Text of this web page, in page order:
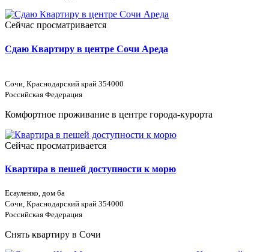
Сейчас просматривается
Сдаю Квартиру в центре Сочи Ареда
Сочи, Краснодарский край 354000
Российская Федерация
Комфортное проживание в центре города-курорта
Сейчас просматривается
Квартира в пешей доступности к морю
Есауленко, дом 6а
Сочи, Краснодарский край 354000
Российская Федерация
Снять квартиру в Сочи